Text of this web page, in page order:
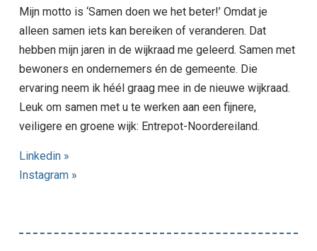
Mijn motto is ‘Samen doen we het beter!’ Omdat je
alleen samen iets kan bereiken of veranderen. Dat
hebben mijn jaren in de wijkraad me geleerd. Samen met
bewoners en ondernemers én de gemeente. Die
ervaring neem ik héél graag mee in de nieuwe wijkraad.
Leuk om samen met u te werken aan een fijnere,
veiligere en groene wijk: Entrepot-Noordereiland.
Linkedin »
Instagram »